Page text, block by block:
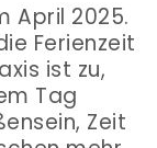
April 2025.
Ferienzeit
ist zu,
Tag
Zeit